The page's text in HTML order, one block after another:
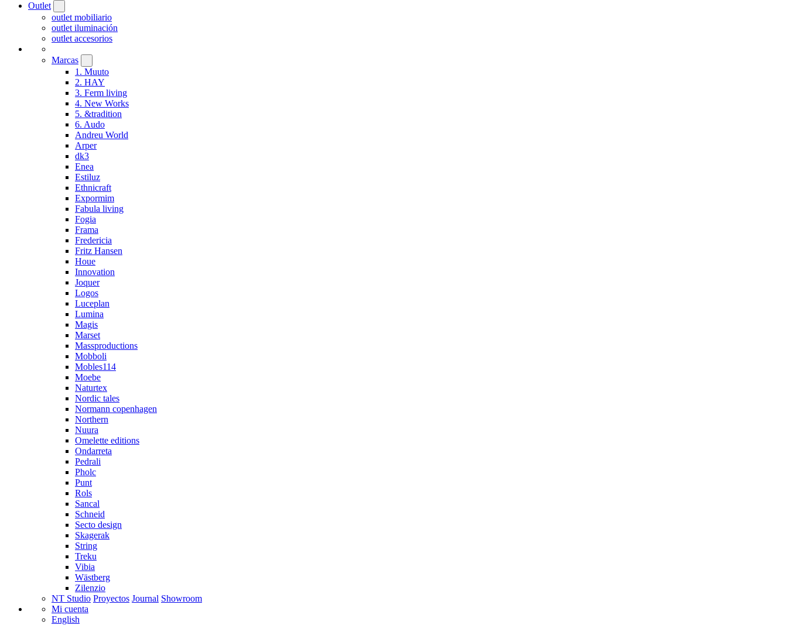
Outlet
outlet mobiliario
outlet iluminación
outlet accesorios
Marcas
1. Muuto
2. HAY
3. Ferm living
4. New Works
5. &tradition
6. Audo
Andreu World
Arper
dk3
Enea
Estiluz
Ethnicraft
Expormim
Fabula living
Fogia
Frama
Fredericia
Fritz Hansen
Houe
Innovation
Joquer
Logos
Luceplan
Lumina
Magis
Marset
Massproductions
Mobboli
Mobles114
Moebe
Naturtex
Nordic tales
Normann copenhagen
Northern
Nuura
Omelette editions
Ondarreta
Pedrali
Pholc
Punt
Rols
Sancal
Schneid
Secto design
Skagerak
String
Treku
Vibia
Wästberg
Zilenzio
NT Studio Proyectos Journal Showroom
Mi cuenta
English